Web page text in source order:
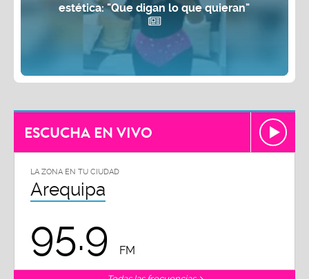
estética: "Que digan lo que quieran"
ESCUCHA EN VIVO
LA ZONA EN TU CIUDAD
Arequipa
95.9 FM